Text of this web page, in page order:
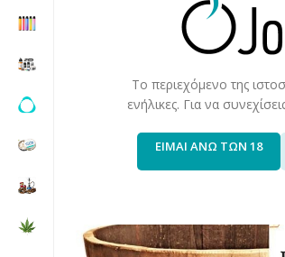
Το περιεχόμενο της
ενήλικες. Για να
ΕΙΜΑΙ ΑΝΩ ΤΩΝ 18